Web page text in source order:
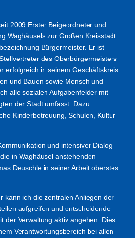
2009 Erster Beigeordneter und
Waghäusels zur Großen Kreisstadt
Bürgermeister. Er ist
des Oberbürgermeisters
erfolgreich in seinem Geschäftskreis
und Bauen sowie Mensch und
alle sozialen Aufgabenfelder mit
der Stadt umfasst. Dazu
Kinderbetreuung, Schulen, Kultur
und intensiver Dialog
in Waghäusel anstehenden
Deuschle in seiner Arbeit oberstes
kann ich die zentralen Anliegen der
aufgreifen und entscheidende
der Verwaltung aktiv angehen. Dies
Verantwortungsbereich bei allen